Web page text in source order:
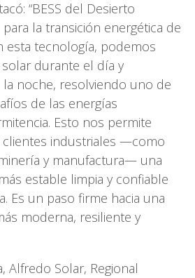
“BESS del Desierto
la transición energética de
esta tecnología, podemos
durante el día y
noche, resolviendo uno de
de las energías
Esto nos permite
industriales —como
y manufactura— una
estable limpia y confiable
Es un paso firme hacia una
moderna, resiliente y
Alfredo Solar, Regional